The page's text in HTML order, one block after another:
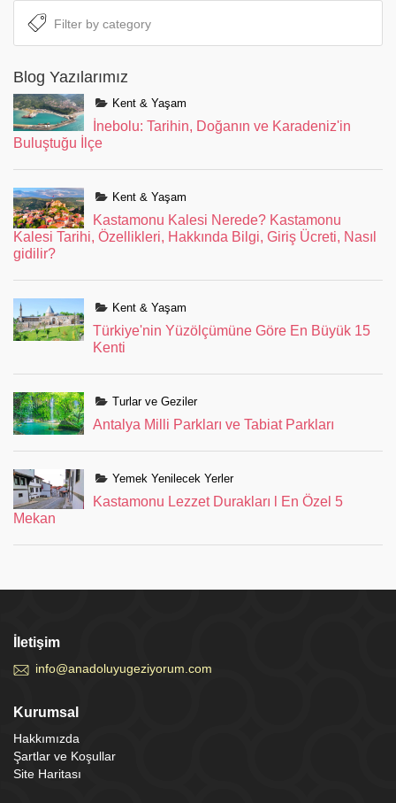
Blog Yazılarımız
Kent & Yaşam
İnebolu: Tarihin, Doğanın ve Karadeniz'in
Buluştuğu İlçe
Kent & Yaşam
Kastamonu Kalesi Nerede? Kastamonu
Kalesi Tarihi, Özellikleri, Hakkında Bilgi, Giriş Ücreti, Nasıl
gidilir?
Kent & Yaşam
Türkiye'nin Yüzölçümüne Göre En Büyük 15
Kenti
Turlar ve Geziler
Antalya Milli Parkları ve Tabiat Parkları
Yemek Yenilecek Yerler
Kastamonu Lezzet Durakları l En Özel 5
Mekan
İletişim
info@anadoluyugeziyorum.com
Kurumsal
Hakkımızda
Şartlar ve Koşullar
Site Haritası